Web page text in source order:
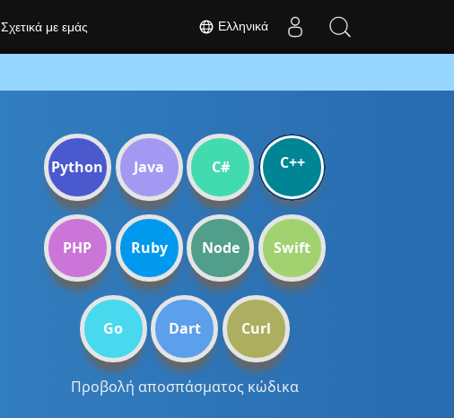
Python Java C# C++
PHP Ruby Node Swift
Go Dart Curl
Προβολή αποσπάσματος κώδικα
Ελληνικά
Σχετικά με εμάς